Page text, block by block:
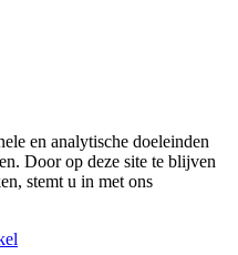
en analytische doeleinden
Door op deze site te blijven
stemt u in met ons